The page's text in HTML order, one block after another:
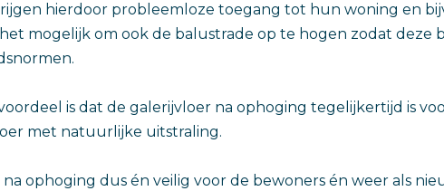
hierdoor probleemloze toegang tot hun woning en
mogelijk om ook de balustrade op te hogen zodat deze
is dat de galerijvloer na ophoging tegelijkertijd is
met natuurlijke uitstraling.
na ophoging dus én veilig voor de bewoners én weer als